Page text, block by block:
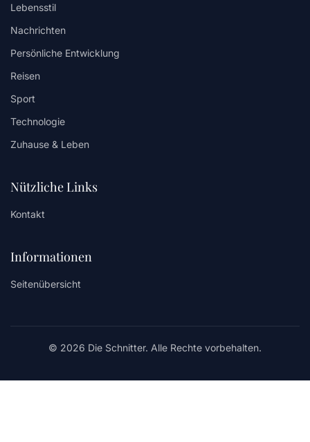
Lebensstil
Nachrichten
Persönliche Entwicklung
Reisen
Sport
Technologie
Zuhause & Leben
Nützliche Links
Kontakt
Informationen
Seitenübersicht
© 2026 Die Schnitter. Alle Rechte vorbehalten.